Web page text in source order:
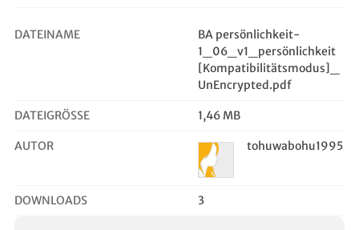
DATEINAME
BA persönlichkeit-
1_06_v1_persönlichkeit
[Kompatibilitätsmodus]_
UnEncrypted.pdf
DATEIGRÖSSE 1,46 MB
AUTOR tohuwabohu1995
DOWNLOADS 3